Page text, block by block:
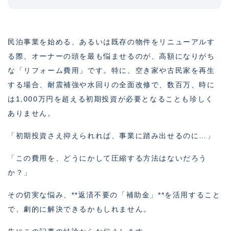
民泊事業を始める、あるいは既存の物件をリニューアルす
る際、オーナーの頭を最も悩ませるのが、高額になりがち
な「リフォーム費用」です。特に、空き家や古民家を再生
する場合、耐震補強や水回りの全面改修で、数百万、時に
は1,000万円を超える初期投資が必要となることも珍しく
ありません。
「初期投資さえ抑えられれば、事業に踏み出せるのに…」
「この費用を、どうにかして圧縮する方法はないだろう
か？」
その切実な悩み、**返済不要の「補助金」**を活用すること
で、劇的に解決できるかもしれません。